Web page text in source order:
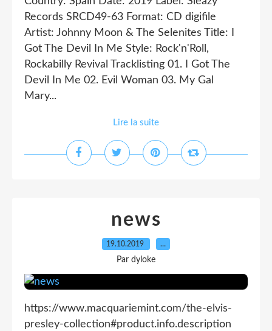
Records SRCD49-63 Format: CD digifile
Artist: Johnny Moon & The Selenites Title: I
Got The Devil In Me Style: Rock'n'Roll,
Rockabilly Revival Tracklisting 01. I Got The
Devil In Me 02. Evil Woman 03. My Gal
Mary...
Lire la suite
news
19.10.2019 …
Par dyloke
https://www.macquariemint.com/the-elvis-
presley-collection#product.info.description